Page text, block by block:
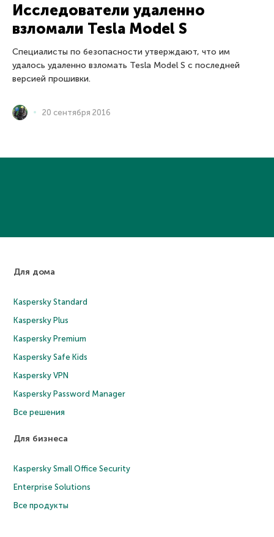
Исследователи удаленно
взломали Tesla Model S
Специалисты по безопасности утверждают, что им
удалось удаленно взломать Tesla Model S с последней
версией прошивки.
20 сентября 2016
Для дома
Kaspersky Standard
Kaspersky Plus
Kaspersky Premium
Kaspersky Safe Kids
Kaspersky VPN
Kaspersky Password Manager
Все решения
Для бизнеса
Kaspersky Small Office Security
Enterprise Solutions
Все продукты